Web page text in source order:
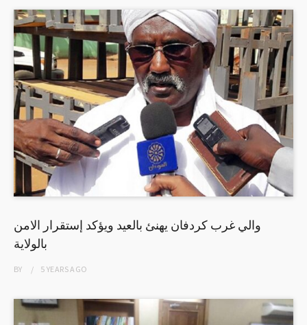
والي غرب كردفان يهنئ بالعيد ويؤكد إستقرار الامن
بالولاية
BY 5 YEARSAGO